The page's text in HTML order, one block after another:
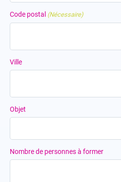
Code postal (Nécessaire)
Ville
Objet
Nombre de personnes à former